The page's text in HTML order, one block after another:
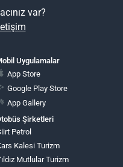
var?
Uygulamalar
App Store
Google Play Store
App Gallery
Şirketleri
Petrol
Kalesi Turizm
Mutlular Turizm